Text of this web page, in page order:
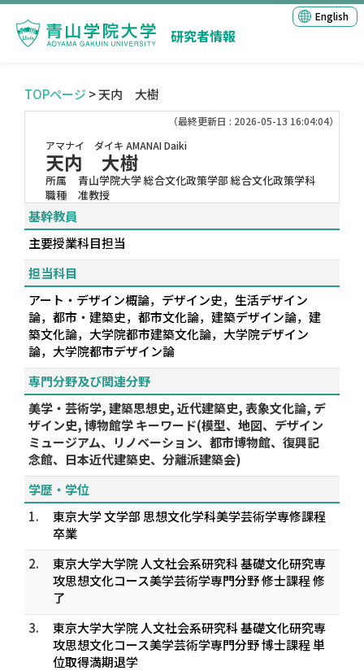
研究者情報
English
TOPページ > 天内 大樹
（最終更新日 : 2026-05-13 16:04:04）
アマナイ ダイキ AMANAI Daiki
天内 大樹
所属
青山学院大学 総合文化政策学部 総合文化政策学科
職種
准教授
基幹教員
主要授業科目担当
担当科目
アート・デザイン概論，デザイン史，生活デザイン
論，都市・建築史，都市文化論，建築デザイン論，建
築文化論，大学院都市建築文化論，大学院デザイン
論，大学院都市デザイン論
専門分野及び関連分野
美学・芸術学, 建築思想史, 近代建築史, 表象文化論, デ
ザイン史, 博物館学 キーワード(模型、地図、デザイン
ミュージアム、リノベーション、都市博物館、復興記
念館、日本近代建築史、分離派建築会)
学歴・学位
1.
東京大学 文学部 思想文化学科美学芸術学専修課程
卒業
2.
東京大学大学院 人文社会系研究科 基礎文化研究専
攻思想文化コース美学芸術学専門分野 修士課程 修
了
3.
東京大学大学院 人文社会系研究科 基礎文化研究専
攻思想文化コース美学芸術学専門分野 博士課程 単
位取得満期退学